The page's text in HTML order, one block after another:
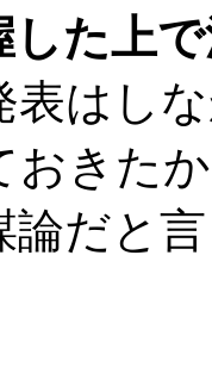
した上
表はし
おきた
論だと